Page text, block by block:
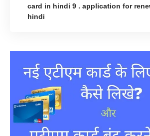
card in hindi 9 . application for
hindi